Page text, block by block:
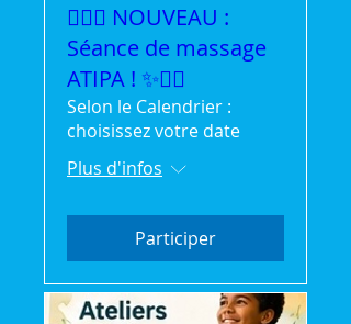
💆‍♀️✨ NOUVEAU :
Séance de massage
ATIPA ! ✨💆‍♂️
Selon le Calendrier :
choisissez votre date
Plus d'infos
Participer